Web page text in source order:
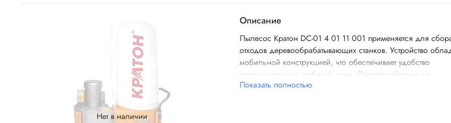
Нет в наличии
Описание
Пылесос Кратон DC-01 4 01 11 001 применяется для
отходов деревообрабатывающих станков. Устройство
мобильной конструкцией, что обеспечивает удобство
перемещения по рабочей зоне. Приспособление не
доставляет сложностей в эксплуатации.
Показать полностью